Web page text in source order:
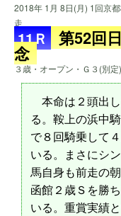
2018年 1月 8日(月) 1回京
走
11Ｒ 第52回
念
３歳・オープン・Ｇ３(別
本命は２頭出
る。鞍上の浜中
で８回騎乗して
いる。まさにシ
馬自身も前走の
函館２歳Ｓを勝
いる。重賞実績